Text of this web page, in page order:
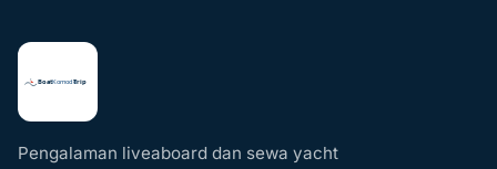
Pengalaman liveaboard dan sewa yacht